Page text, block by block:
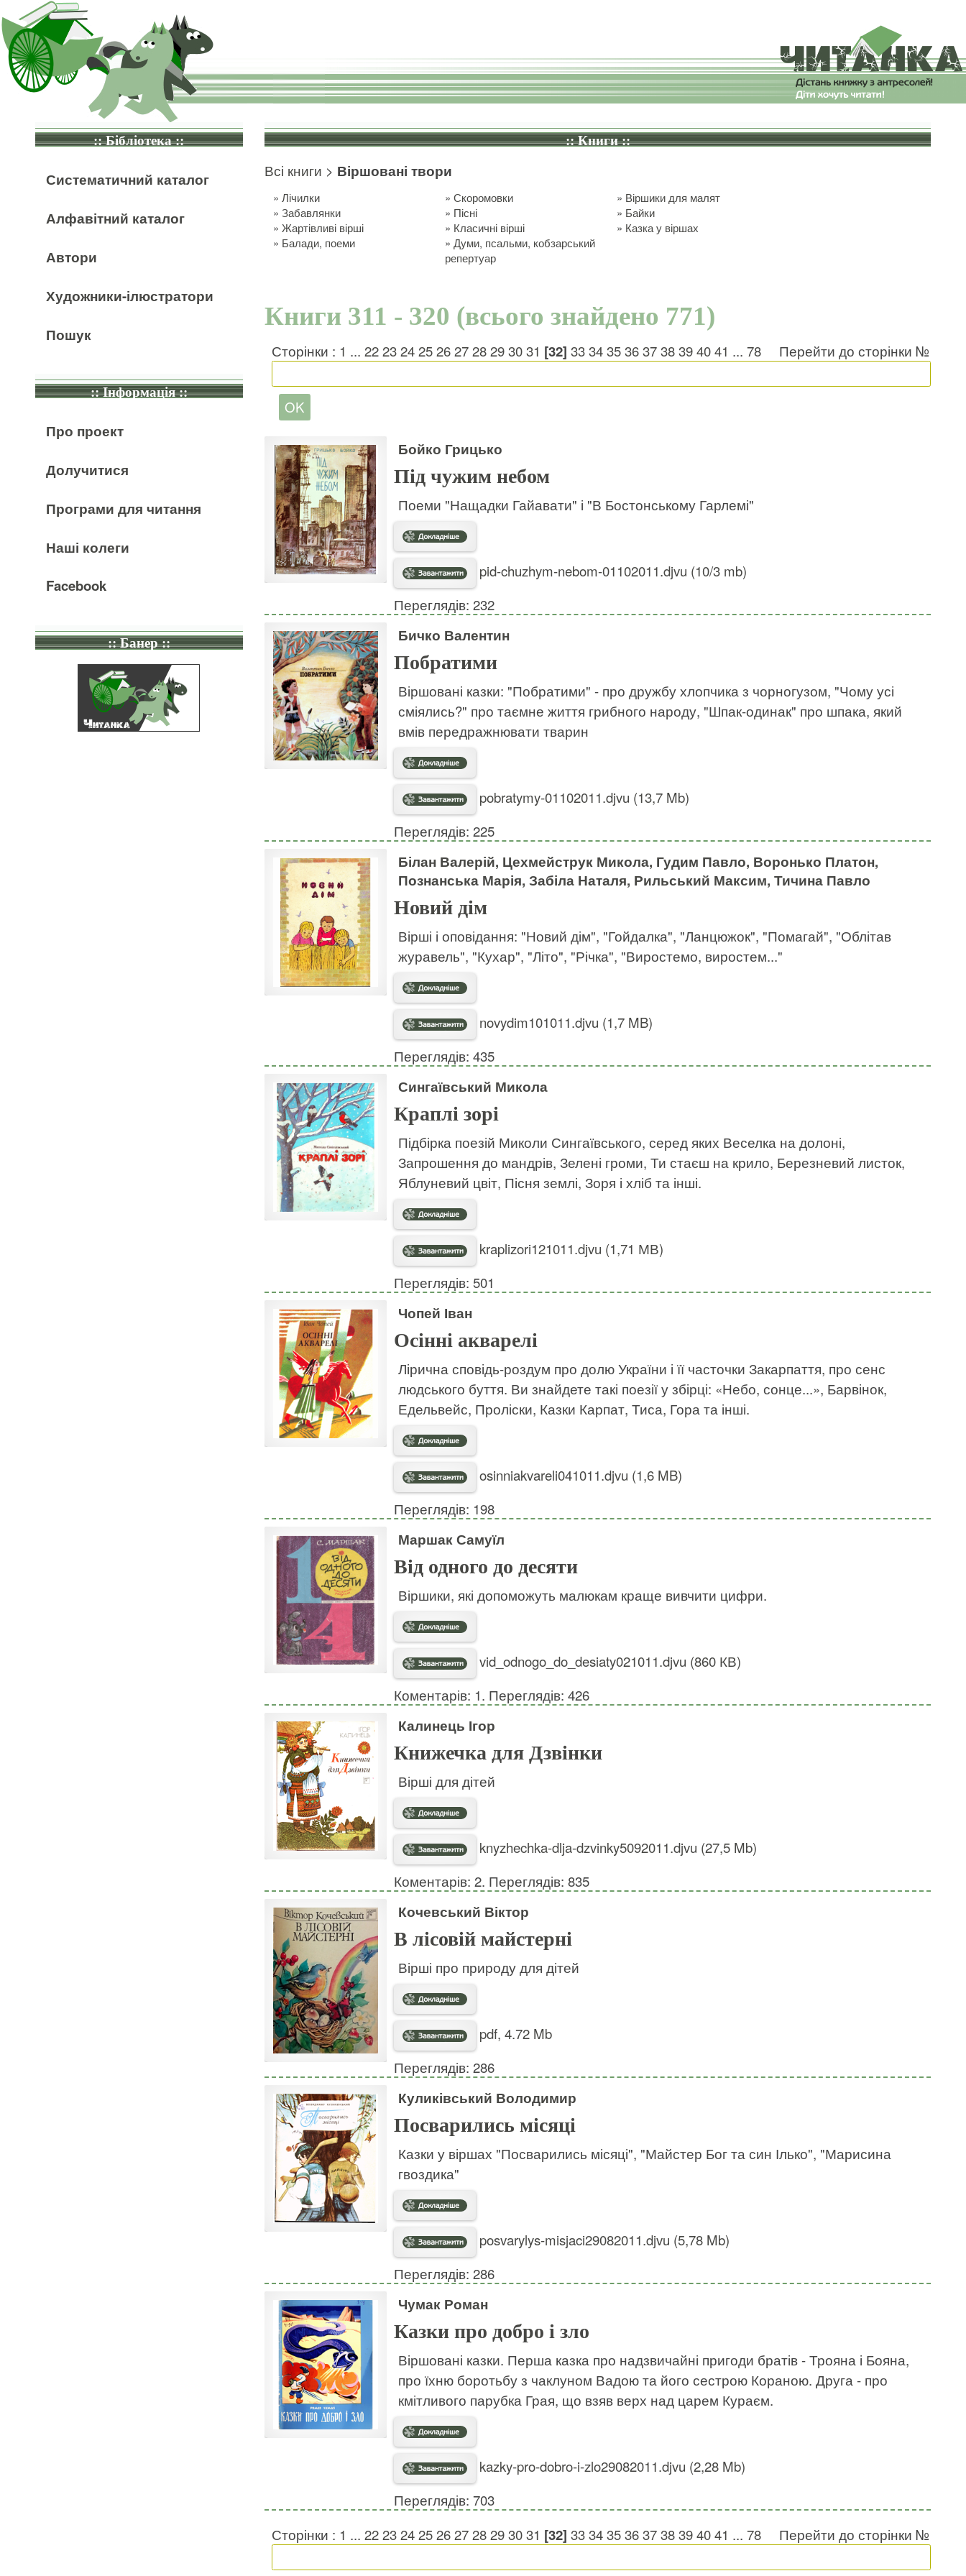
:: Бібліотека ::
Систематичний каталог
Алфавітний каталог
Автори
Художники-ілюстратори
Пошук
:: Інформація ::
Про проект
Долучитися
Програми для читання
Наші колеги
Facebook
:: Банер ::
:: Книги ::
Всі книги > Віршовані твори
»Лічилки »Скоромовки » Віршики для малят
»Забавлянки » Пісні » Байки
»Жартівливі вірші » Класичні вірші » Казка у віршах
» Балади, поеми »Думи, псальми, кобзарський
репертуар
Книги 311 - 320 (всього знайдено 771)
Сторінки : 1 ... 22 23 24 25 26 27 28 29 30 31 [32] 33 34 35 36 37 38 39 40 41 ... 78 Перейти до сторінки №
Бойко Грицько
Під чужим небом
Поеми "Нащадки Гайавати" і "В Бостонському Гарлемі"
pid-chuzhym-nebom-01102011.djvu (10/3 mb)
Переглядів: 232
Бичко Валентин
Побратими
Віршовані казки: "Побратими" - про дружбу хлопчика з чорногузом, "Чому усі
сміялись?" про таємне життя грибного народу, "Шпак-одинак" про шпака, який
вмів передражнювати тварин
pobratymy-01102011.djvu (13,7 Mb)
Переглядів: 225
Білан Валерій, Цехмейструк Микола, Гудим Павло, Воронько Платон,
Познанська Марія, Забіла Наталя, Рильський Максим, Тичина Павло
Новий дім
Вірші і оповідання: "Новий дім", "Гойдалка", "Ланцюжок", "Помагай", "Облітав
журавель", "Кухар", "Літо", "Річка", "Виростемо, виростем..."
novydim101011.djvu (1,7 MB)
Переглядів: 435
Сингаївський Микола
Краплі зорі
Підбірка поезій Миколи Сингаївського, серед яких Веселка на долоні,
Запрошення до мандрів, Зелені громи, Ти стаєш на крило, Березневий листок,
Яблуневий цвіт, Пісня землі, Зоря і хліб та інші.
kraplizori121011.djvu (1,71 МВ)
Переглядів: 501
Чопей Іван
Осінні акварелі
Лірична сповідь-роздум про долю України і її часточки Закарпаття, про сенс
людського буття. Ви знайдете такі поезії у збірці: «Небо, сонце...», Барвінок,
Едельвейс, Проліски, Казки Карпат, Тиса, Гора та інші.
osinniakvareli041011.djvu (1,6 MB)
Переглядів: 198
Маршак Самуїл
Від одного до десяти
Віршики, які допоможуть малюкам краще вивчити цифри.
vid_odnogo_do_desiaty021011.djvu (860 КВ)
Коментарів: 1. Переглядів: 426
Калинець Ігор
Книжечка для Дзвінки
Вірші для дітей
knyzhechka-dlja-dzvinky5092011.djvu (27,5 Mb)
Коментарів: 2. Переглядів: 835
Кочевський Віктор
В лісовій майстерні
Вірші про природу для дітей
pdf, 4.72 Mb
Переглядів: 286
Куликівський Володимир
Посварились місяці
Казки у віршах "Посварились місяці", "Майстер Бог та син Ілько", "Марисина
гвоздика"
posvarylys-misjaci29082011.djvu (5,78 Mb)
Переглядів: 286
Чумак Роман
Казки про добро і зло
Віршовані казки. Перша казка про надзвичайні пригоди братів - Трояна і Бояна,
про їхню боротьбу з чаклуном Вадою та його сестрою Кораною. Друга - про
кмітливого парубка Грая, що взяв верх над царем Кураєм.
kazky-pro-dobro-i-zlo29082011.djvu (2,28 Mb)
Переглядів: 703
Сторінки : 1 ... 22 23 24 25 26 27 28 29 30 31 [32] 33 34 35 36 37 38 39 40 41 ... 78 Перейти до сторінки №